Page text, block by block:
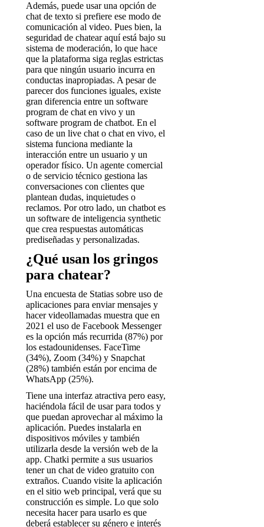
Además, puede usar una opción de
chat de texto si prefiere ese modo de
comunicación al video. Pues bien, la
seguridad de chatear aquí está bajo su
sistema de moderación, lo que hace
que la plataforma siga reglas estrictas
para que ningún usuario incurra en
conductas inapropiadas. A pesar de
parecer dos funciones iguales, existe
gran diferencia entre un software
program de chat en vivo y un
software program de chatbot. En el
caso de un live chat o chat en vivo, el
sistema funciona mediante la
interacción entre un usuario y un
operador físico. Un agente comercial
o de servicio técnico gestiona las
conversaciones con clientes que
plantean dudas, inquietudes o
reclamos. Por otro lado, un chatbot es
un software de inteligencia synthetic
que crea respuestas automáticas
prediseñadas y personalizadas.
¿Qué usan los gringos
para chatear?
Una encuesta de Statias sobre uso de
aplicaciones para enviar mensajes y
hacer videollamadas muestra que en
2021 el uso de Facebook Messenger
es la opción más recurrida (87%) por
los estadounidenses. FaceTime
(34%), Zoom (34%) y Snapchat
(28%) también están por encima de
WhatsApp (25%).
Tiene una interfaz atractiva pero easy,
haciéndola fácil de usar para todos y
que puedan aprovechar al máximo la
aplicación. Puedes instalarla en
dispositivos móviles y también
utilizarla desde la versión web de la
app. Chatki permite a sus usuarios
tener un chat de video gratuito con
extraños. Cuando visite la aplicación
en el sitio web principal, verá que su
construcción es simple. Lo que solo
necesita hacer para usarlo es que
deberá establecer su género e interés